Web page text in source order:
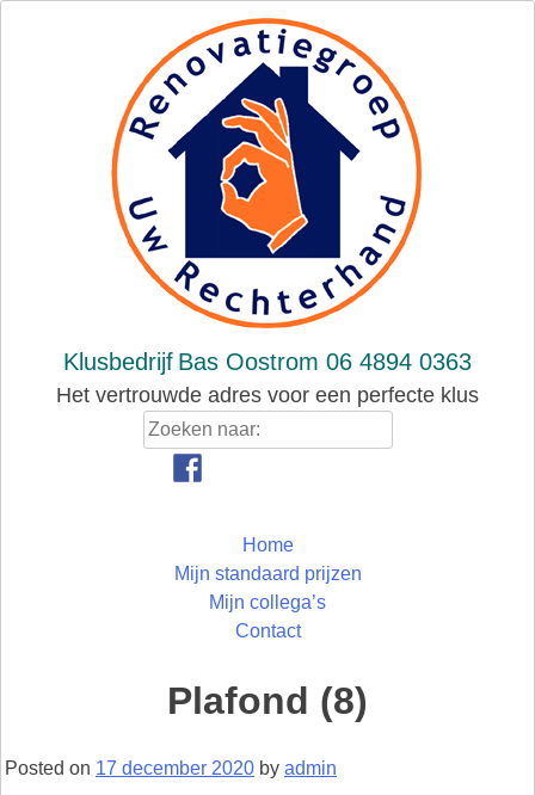
Klusbedrijf Bas Oostrom 06 4894 0363
Het vertrouwde adres voor een perfecte klus
Home
Mijn standaard prijzen
Mijn collega’s
Contact
Plafond (8)
Posted on 17 december 2020 by admin